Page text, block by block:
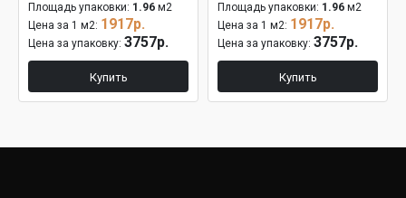
Площадь упаковки: 1.96 м2
Цена за 1 м2: 1917р.
Цена за упаковку: 3757р.
Купить
Площадь упаковки: 1.96 м2
Цена за 1 м2: 1917р.
Цена за упаковку: 3757р.
Купить